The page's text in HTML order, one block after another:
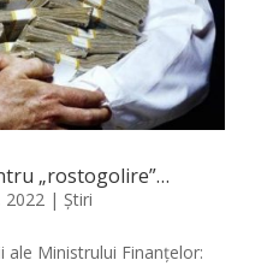
„rostogolire”…
2022 | Știri
ale Ministrului Finanțelor: